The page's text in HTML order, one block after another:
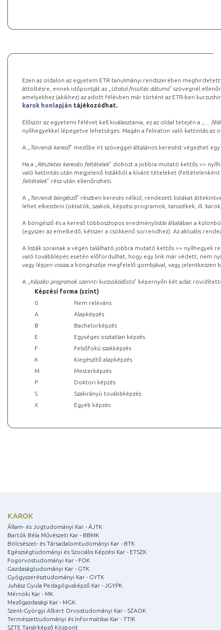
Ezen az oldalon az egyetem ETR tanulmányi rendszerében
áttöltésre, ennek időpontját az „ Utolsó frissítés dátuma” szövegnél
amelyekhez (akikhez) az adott félévben már történt az ETR-ben
karok honlapján tájékozódhat.
Először az egyetemi félévet kell kiválasztania, ez az oldal tetején a „
…
nyílhegyekkel lépegetve lehetséges. Magán a feliraton való kattintás az
A „ Tanrendi kereső” mezőbe írt szöveggel általános keresést végezhet
Ha a „ Részletes keresési feltételek” dobozt a jobbra mutató kettős >>
való kattintás után megjelenő listákból a kívánt tételeket (feltételenként
feltételek” rész után ellenőrizheti.
A „ Tanrendi böngésző” részben keresés nélkül, rendezett listákat
lehet elkezdeni (oktatók, szakok, képzési programok, tanszékek, ill.
A böngésző és a kereső többoszlopos eredménylistái általában a
(egyszer az emelkedő, kétszer a csökkenő sorrendhez). Az aktuális
A listák sorainak a végén található jobbra mutató kettős >> nyílhegyek
való továbblépés esetén előfordulhat, hogy egy link már védett, nem
vagy lépjen vissza a böngészője megfelelő gombjával, vagy
A „ Képzési programok szerinti kurzuskódlista” képernyőn két adat
Képzési forma (szint)
0
Nem releváns
A
Alapképzés
B
Bachelorképzés
E
Egységes osztatlan képzés
F
Felsőfokú szakképzés
K
Kiegészítő alapképzés
M
Mesterképzés
P
Doktori képzés
S
Szakirányú továbbképzés
X
Egyéb képzés
KAROK
Állam- és Jogtudományi Kar - ÁJTK
Bartók Béla Művészeti Kar - BBMK
Bölcsészet- és Társadalomtudományi Kar - BTK
Egészségtudományi és Szociális Képzési Kar - ETSZK
Fogorvostudományi Kar - FOK
Gazdaságtudományi Kar - GTK
Gyógyszerésztudományi Kar - GYTK
Juhász Gyula Pedagógusképző Kar - JGYPK
Mérnöki Kar - MK
Mezőgazdasági Kar - MGK
Szent-Györgyi Albert Orvostudományi Kar - SZAOK
Természettudományi és Informatikai Kar - TTIK
SZTE Tanárképző Központ